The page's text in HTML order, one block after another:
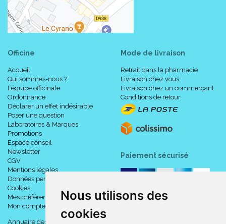
Nous utilisons des
cookies
Officine
Accueil
Qui sommes-nous ?
L’équipe officinale
Ordonnance
Déclarer un effet indésirable
Poser une question
Laboratoires & Marques
Promotions
Espace conseil
Newsletter
CGV
Mentions légales
Données personnelles
Cookies
Mes préférences Cookies
Mon compte
Annuaire des pharmacies
Mode de livraison
Retrait dans la pharmacie
Livraison chez vous
Livraison chez un commerçant
Conditions de retour
Paiement sécurisé